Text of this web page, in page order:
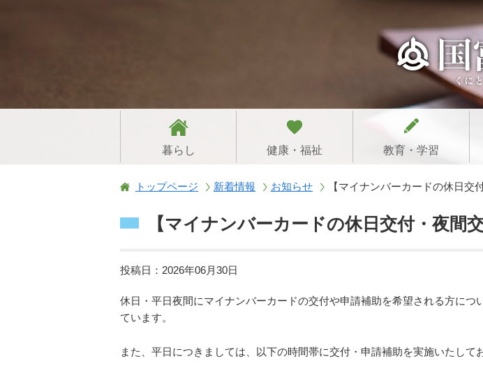
暮らし 健康・福祉 教育・学習
トップページ 新着情報 お知らせ 【マイナンバーカードの休日交
【マイナンバーカードの休日交付・夜間
投稿日：2026年06月30日
休日・平日夜間にマイナンバーカードの交付や申請補助を希望される方につ
ています。
また、平日につきましては、以下の時間帯に交付・申請補助を実施いたして